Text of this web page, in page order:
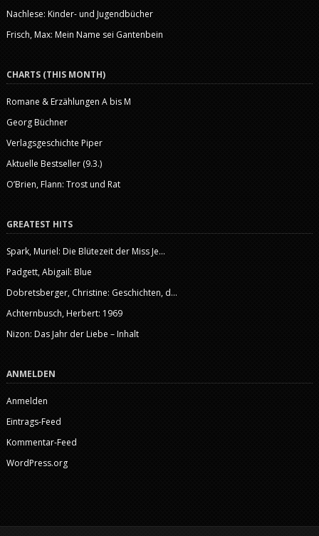
Nachlese: Kinder- und Jugendbücher
Frisch, Max: Mein Name sei Gantenbein
CHARTS (THIS MONTH)
Romane & Erzählungen A bis M
Georg Büchner
Verlagsgeschichte Piper
Aktuelle Bestseller (9.3.)
O’Brien, Flann: Trost und Rat
GREATEST HITS
Spark, Muriel: Die Blütezeit der Miss Je...
Padgett, Abigail: Blue
Dobretsberger, Christine: Geschichten, d...
Achternbusch, Herbert: 1969
Nizon: Das Jahr der Liebe – Inhalt
ANMELDEN
Anmelden
Eintrags-Feed
Kommentar-Feed
WordPress.org